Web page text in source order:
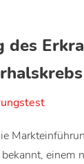
des
einem